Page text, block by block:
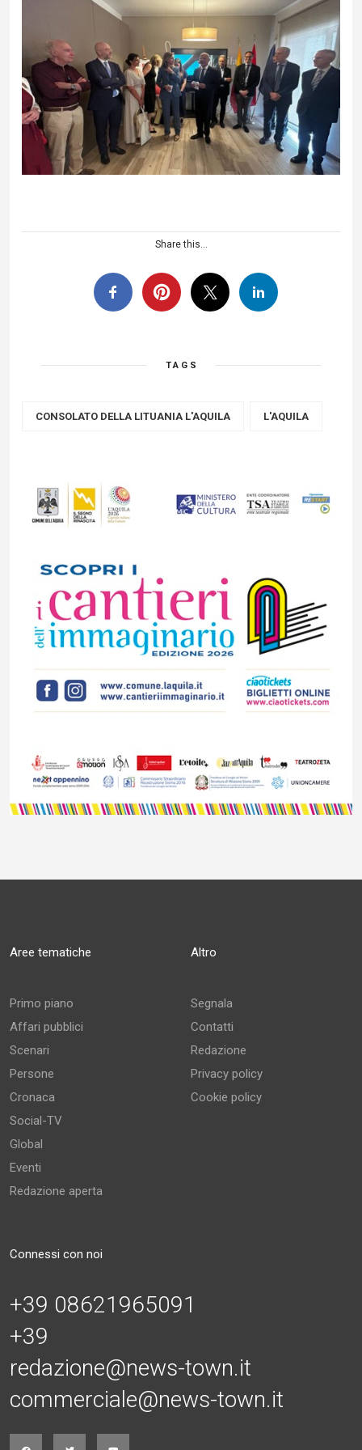
Share this...
TAGS
CONSOLATO DELLA LITUANIA L'AQUILA L'AQUILA
Aree tematiche
Primo piano
Affari pubblici
Scenari
Persone
Cronaca
Social-TV
Global
Eventi
Redazione aperta
Altro
Segnala
Contatti
Redazione
Privacy policy
Cookie policy
Connessi con noi
+39 08621965091
+39
redazione@news-town.it
commerciale@news-town.it